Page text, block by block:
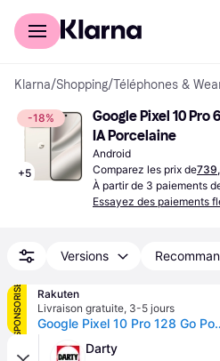
Acheter avec Klarna
Klarna/Shopping/Téléphones &
-18%
+5
Google Pixel 10 Pro
IA Porcelaine
Android
Comparez les prix de
À partir de 3 paiements
Essayez des paiements
Versions
SPONSORISÉ
Rakuten
Livraison gratuite, 3-5 jours
Google
Darty